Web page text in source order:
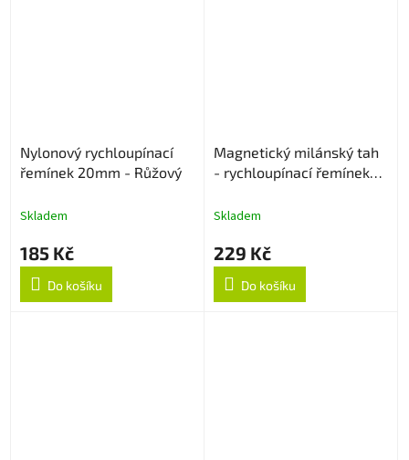
Nylonový rychloupínací
řemínek 20mm - Růžový
Skladem
185 Kč
Do košíku
Magnetický milánský tah
- rychloupínací řemínek
Skladem
229 Kč
Do košíku